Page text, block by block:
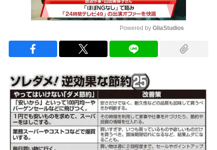
Powered by GliaStudios